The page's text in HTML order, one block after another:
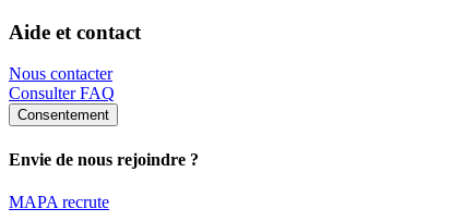
Aide et contact
Nous contacter
Consulter FAQ
Consentement
Envie de nous rejoindre ?
MAPA recrute